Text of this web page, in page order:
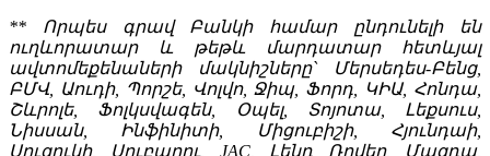
** Որպես գրավ Բանկի համար ընդունելի են
ուղևորատար և թեթև մարդատար հետևյալ
ավտոմեքենաների մակնիշները` Մերսեդես-Բենց,
ԲՄՎ, Աուդի, Պորշե, Վոլվո, Ջիպ, Ֆորդ, ԿԻԱ, Հոնդա,
Շևրոլե, Ֆոլկսվագեն, Օպել, Տոյոտա, Լեքսուս,
Նիսսան, Ինֆինիտի, Միցուբիշի, Հյունդաի,
Սուզուկի, Սուբարու, JAC, Լենդ Ռովեր, Մազդա,